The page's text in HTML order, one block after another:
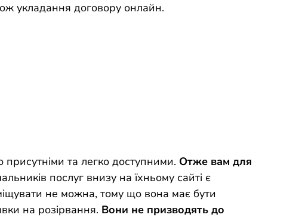
укладання договору онлайн.
присутніми та легко доступними. Отже вам для
послуг внизу на їхньому сайті є
не можна, тому що вона має бути
на розірвання. Вони не призводять до